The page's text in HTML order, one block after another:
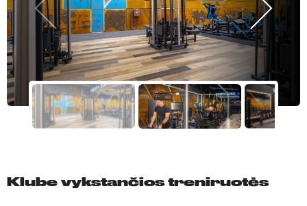
Klube vykstančios treniruotės